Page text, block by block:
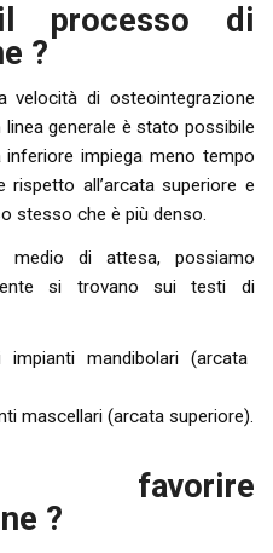
processo di
?
velocità di osteointegrazione
generale è stato possibile
inferiore impiega meno tempo
rispetto all’arcata superiore e
stesso che è più denso.
medio di attesa, possiamo
si trovano sui testi di
mandibolari (arcata
mascellari (arcata superiore).
?